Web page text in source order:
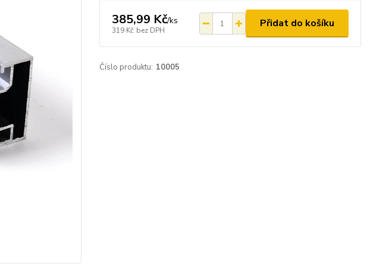
385,99 Kč/ks
319 Kč bez DPH
Přidat do košíku
Číslo produktu: 10005